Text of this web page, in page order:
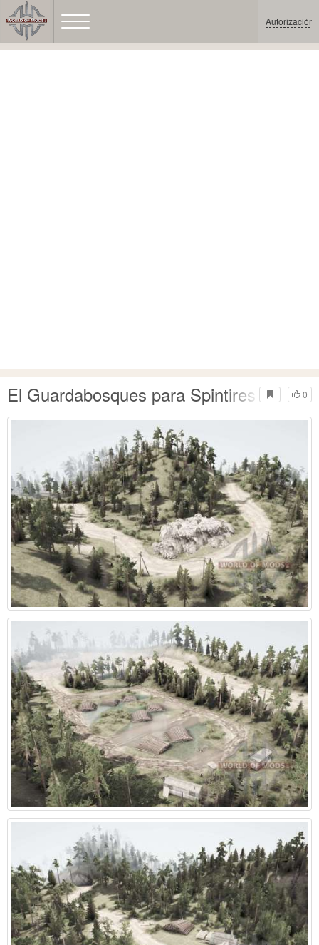
Autorización
0
El Guardabosques para Spintires